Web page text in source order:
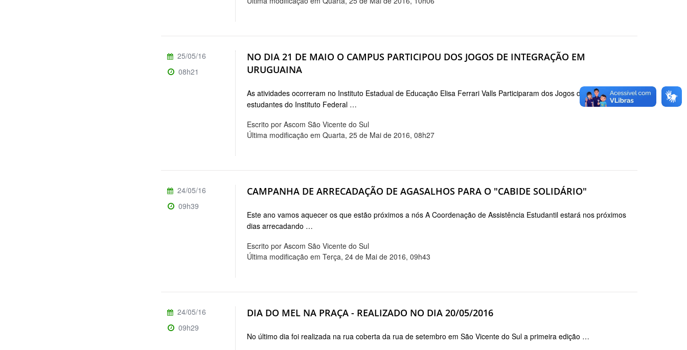
NO DIA 21 DE MAIO O CAMPUS PARTICIPOU DOS JOGOS DE INTEGRAÇÃO EM
URUGUAINA
As atividades ocorreram no Instituto Estadual de Educação Elisa Ferrari Valls Participaram dos Jogos de Integração
estudantes do Instituto Federal …
Escrito por Ascom São Vicente do Sul
Última modificação em Quarta, 25 de Mai de 2016, 08h27
25/05/16
08h21
CAMPANHA DE ARRECADAÇÃO DE AGASALHOS PARA O "CABIDE SOLIDÁRIO"
Este ano vamos aquecer os que estão próximos a nós A Coordenação de Assistência Estudantil estará nos próximos
dias arrecadando …
Escrito por Ascom São Vicente do Sul
Última modificação em Terça, 24 de Mai de 2016, 09h43
24/05/16
09h39
DIA DO MEL NA PRAÇA - REALIZADO NO DIA 20/05/2016
No último dia foi realizada na rua coberta da rua de setembro em São Vicente do Sul a primeira edição …
24/05/16
09h29